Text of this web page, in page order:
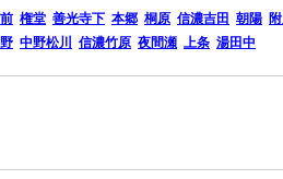
権堂 善光寺下 本郷 桐原 信濃吉田 朝陽
中野松川 信濃竹原 夜間瀬 上条 湯田中